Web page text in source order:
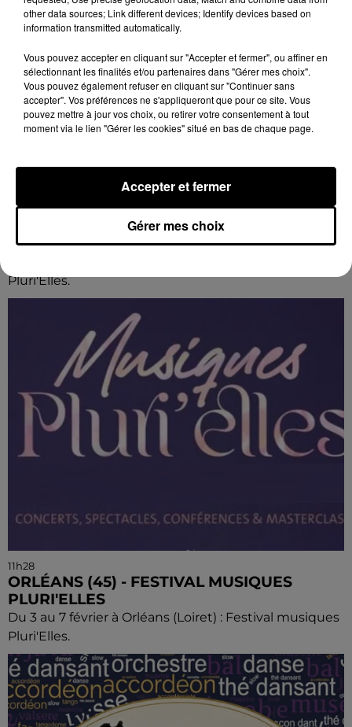
11h28
ORLÉANS (45) - FESTIVAL MUSIQUES
PLURI'ELLES
Pluri'Elles.
11h28
ORLÉANS (45) - FESTIVAL MUSIQUES
PLURI'ELLES
Du 3 au 7 février à Orléans (Loiret) : Festival musiques
Pluri'Elles.
other data sources; Link different devices; Identify devices based on
information transmitted automatically.
Vous pouvez accepter en cliquant sur "Accepter et fermer", ou affiner en
sélectionnant les finalités et/ou partenaires dans "Gérer mes choix".
Vous pouvez également refuser en cliquant sur "Continuer sans
accepter". Vos préférences ne s'appliqueront que pour ce site. Vous
pouvez mettre à jour vos choix, ou retirer votre consentement à tout
moment via le lien "Gérer les cookies" situé en bas de chaque page.
Gérer mes choix
Accepter et fermer